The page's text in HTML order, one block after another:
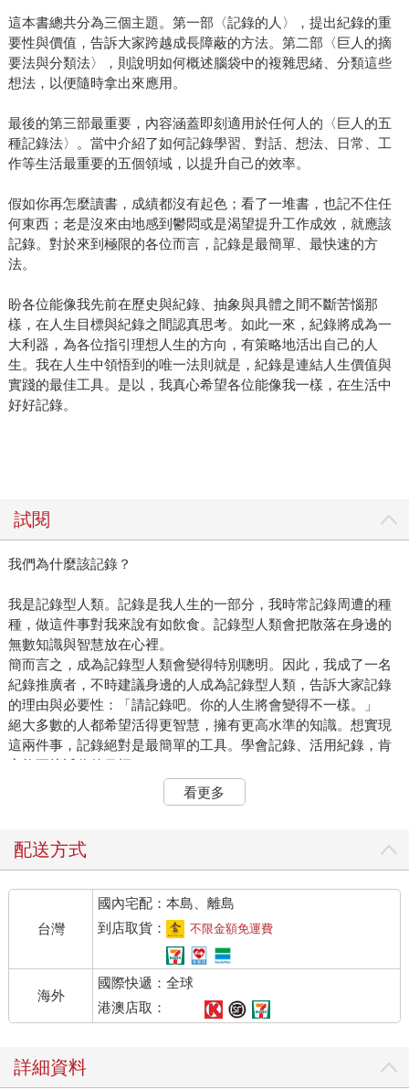
這本書總共分為三個主題。第一部〈記錄的人〉，提出紀錄的重
要性與價值，告訴大家跨越成長障蔽的方法。第二部〈巨人的摘
要法與分類法〉，則說明如何概述腦袋中的複雜思緒、分類這些
想法，以便隨時拿出來應用。
最後的第三部最重要，內容涵蓋即刻適用於任何人的〈巨人的五
種記錄法〉。當中介紹了如何記錄學習、對話、想法、日常、工
作等生活最重要的五個領域，以提升自己的效率。
假如你再怎麼讀書，成績都沒有起色；看了一堆書，也記不住任
何東西；老是沒來由地感到鬱悶或是渴望提升工作成效，就應該
記錄。對於來到極限的各位而言，記錄是最簡單、最快速的方
法。
盼各位能像我先前在歷史與紀錄、抽象與具體之間不斷苦惱那
樣，在人生目標與紀錄之間認真思考。如此一來，紀錄將成為一
大利器，為各位指引理想人生的方向，有策略地活出自己的人
生。我在人生中領悟到的唯一法則就是，紀錄是連結人生價值與
實踐的最佳工具。是以，我真心希望各位能像我一樣，在生活中
好好記錄。
試閱
我們為什麼該記錄？
我是記錄型人類。記錄是我人生的一部分，我時常記錄周遭的種
種，做這件事對我來說有如飲食。記錄型人類會把散落在身邊的
無數知識與智慧放在心裡。
簡而言之，成為記錄型人類會變得特別聰明。因此，我成了一名
紀錄推廣者，不時建議身邊的人成為記錄型人類，告訴大家記錄
的理由與必要性：「請記錄吧。你的人生將會變得不一樣。」
絕大多數的人都希望活得更智慧，擁有更高水準的知識。想實現
這兩件事，記錄絕對是最簡單的工具。學會記錄、活用紀錄，肯
記錄之於各種成就都是不可或缺，無論是提高學習成效，還是規
畫未來、讓人生變得積極進取。記錄的優點多得說不完，我就先
1.記錄讓人持續成長
從出生到死去的那一刻，人類都在成長。這裡說的成長是持續累
積知識與智慧，同時不停拓展自己。停止成長的人不會有未來，
所以我們總是在不知不覺中渴望著成長。
人類成長的方法大致可分為兩種，其一是從外界獲得成長，其一
是從內在得到發展。同時利用這兩種方法，就能產生加乘效果，
達到真正的突破。
記錄的型態也差不多，同樣是透過兩種方法進化而來。第一種型
態是蒐集外來的無數知識與非知識資訊，然後挑出重點，留存重
要的資訊當作紀錄。第二種型態則是藉由記錄，展現內在深處的
在的知識，再以記錄的型態呈現出來。這兩種記錄型態像齒輪一
看更多
配送方式
台灣
國內宅配：本島、離島
到店取貨：
不限金額免運費
海外
國際快遞：全球
港澳店取：
詳細資料